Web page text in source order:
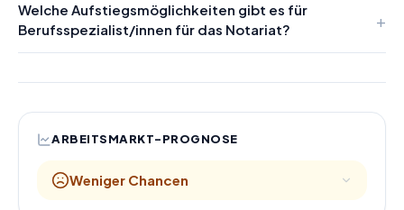
Welche Aufstiegsmöglichkeiten gibt es für
Berufsspezialist/innen für das Notariat?
ARBEITSMARKT-PROGNOSE
Weniger Chancen